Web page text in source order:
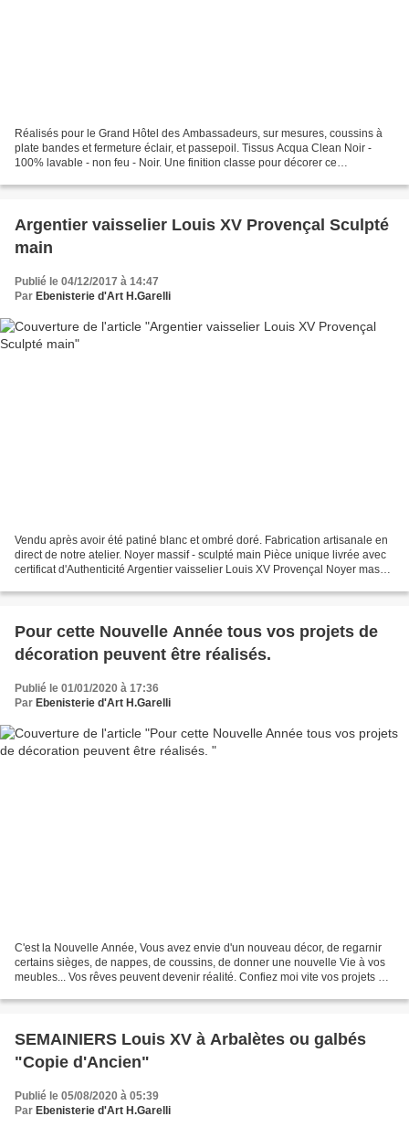
Réalisés pour le Grand Hôtel des Ambassadeurs, sur mesures, coussins à
plate bandes et fermeture éclair, et passepoil. Tissus Acqua Clean Noir -
100% lavable - non feu - Noir. Une finition classe pour décorer ce
Argentier vaisselier Louis XV Provençal Sculpté
main
Publié le 04/12/2017 à 14:47
Par Ebenisterie d'Art H.Garelli
Vendu après avoir été patiné blanc et ombré doré. Fabrication artisanale en
direct de notre atelier. Noyer massif - sculpté main Pièce unique livrée avec
certificat d'Authenticité Argentier vaisselier Louis XV Provençal Noyer massif
Pour cette Nouvelle Année tous vos projets de
décoration peuvent être réalisés.
Publié le 01/01/2020 à 17:36
Par Ebenisterie d'Art H.Garelli
C'est la Nouvelle Année, Vous avez envie d'un nouveau décor, de regarnir
certains sièges, de nappes, de coussins, de donner une nouvelle Vie à vos
meubles... Vos rêves peuvent devenir réalité. Confiez moi vite vos projets de
SEMAINIERS Louis XV à Arbalètes ou galbés
"Copie d'Ancien"
Publié le 05/08/2020 à 05:39
Par Ebenisterie d'Art H.Garelli